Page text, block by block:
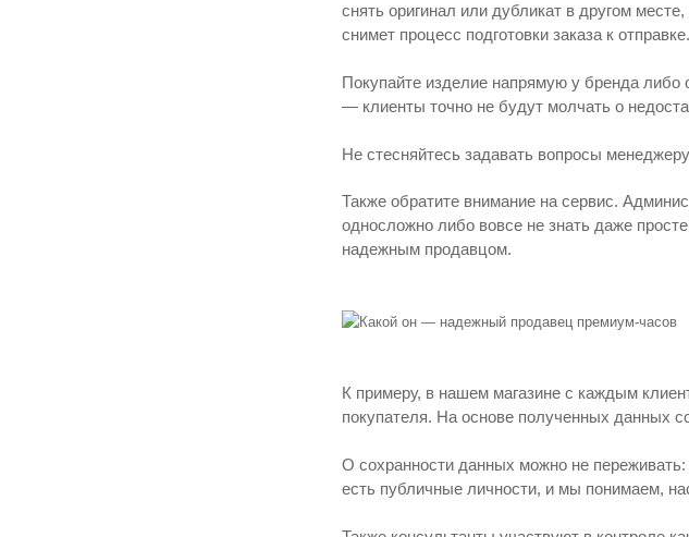
снять оригинал или дубликат в другом
снимет процесс подготовки заказа к отправке.
Покупайте изделие напрямую у бренда либо
— клиенты точно не будут молчать о
Не стесняйтесь задавать вопросы
Также обратите внимание на сервис.
односложно либо вовсе не знать даже
надежным продавцом.
К примеру, в нашем магазине с каждым
покупателя. На основе полученных данных
О сохранности данных можно не
есть публичные личности, и мы понимаем,